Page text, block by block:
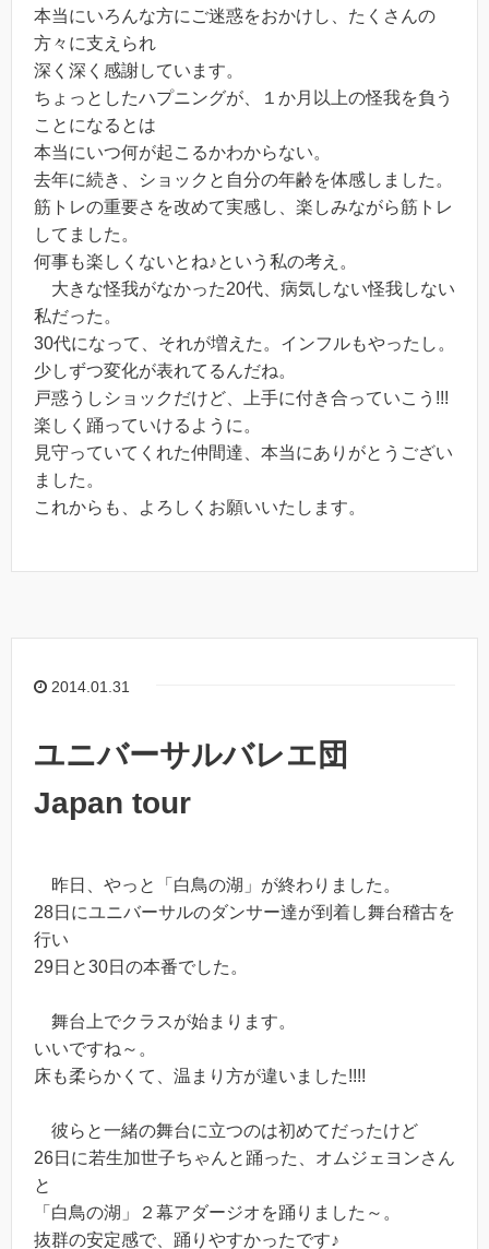
本当にいろんな方にご迷惑をおかけし、たくさんの
方々に支えられ
深く深く感謝しています。
ちょっとしたハプニングが、１か月以上の怪我を負う
ことになるとは
本当にいつ何が起こるかわからない。
去年に続き、ショックと自分の年齢を体感しました。
筋トレの重要さを改めて実感し、楽しみながら筋トレ
してました。
何事も楽しくないとね♪という私の考え。
大きな怪我がなかった20代、病気しない怪我しない
私だった。
30代になって、それが増えた。インフルもやったし。
少しずつ変化が表れてるんだね。
戸惑うしショックだけど、上手に付き合っていこう!!!
楽しく踊っていけるように。
見守っていてくれた仲間達、本当にありがとうござい
ました。
これからも、よろしくお願いいたします。
2014.01.31
ユニバーサルバレエ団
Japan tour
昨日、やっと「白鳥の湖」が終わりました。
28日にユニバーサルのダンサー達が到着し舞台稽古を
行い
29日と30日の本番でした。
舞台上でクラスが始まります。
いいですね～。
床も柔らかくて、温まり方が違いました!!!!
彼らと一緒の舞台に立つのは初めてだったけど
26日に若生加世子ちゃんと踊った、オムジェヨンさん
と
「白鳥の湖」２幕アダージオを踊りました～。
抜群の安定感で、踊りやすかったです♪